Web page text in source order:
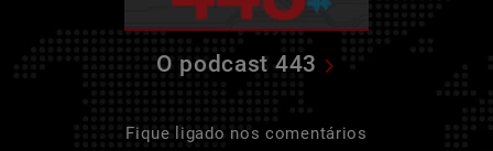
O podcast 443
Fique ligado nos comentários